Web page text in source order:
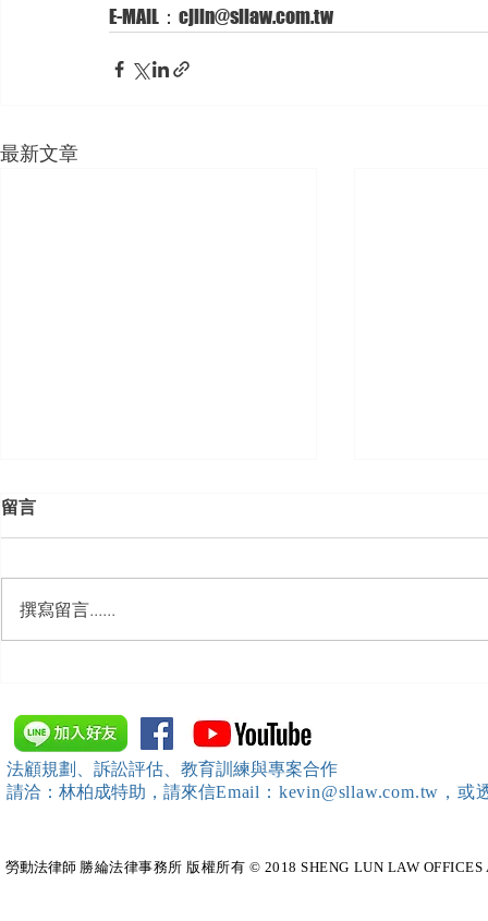
E-MAIL：cjlin@sllaw.com.tw
最新文章
訓練）課程，邀請本所所長 邱
靖棠律師 擔任講師
留言
撰寫留言......
法顧規劃、訴訟評估、教育訓練與專案合作
請洽：林柏成特助 ，請來信Email：kevin@sllaw.com.tw，
勞動法律師​ 勝綸法律事務所 版權所有 © 2018 SHENG LUN LAW